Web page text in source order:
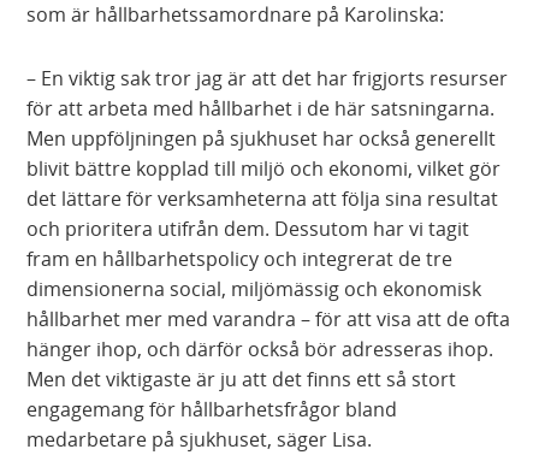
som är hållbarhetssamordnare på Karolinska:
– En viktig sak tror jag är att det har frigjorts resurser
för att arbeta med hållbarhet i de här satsningarna.
Men uppföljningen på sjukhuset har också generellt
blivit bättre kopplad till miljö och ekonomi, vilket gör
det lättare för verksamheterna att följa sina resultat
och prioritera utifrån dem. Dessutom har vi tagit
fram en hållbarhetspolicy och integrerat de tre
dimensionerna social, miljömässig och ekonomisk
hållbarhet mer med varandra – för att visa att de ofta
hänger ihop, och därför också bör adresseras ihop.
Men det viktigaste är ju att det finns ett så stort
engagemang för hållbarhetsfrågor bland
medarbetare på sjukhuset, säger Lisa.